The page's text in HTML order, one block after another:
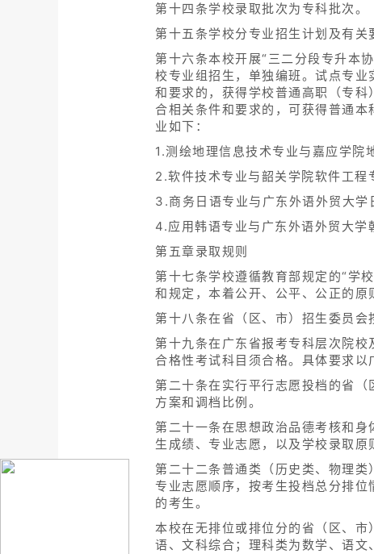
第十四条学校录取批次为专科批次。
第十五条学校分专业招生计划及有关
第十六条本校开展“三二分段专升本
校专业组招生，单独编班。试点专
和要求的，获得学校普通高职（专
合相关条件和要求的，可获得普通
业如下：
1.测绘地理信息技术专业与嘉应学院
2.软件技术专业与韶关学院软件工程
3.商务日语专业与广东外语外贸大学
4.应用韩语专业与广东外语外贸大学
第五章录取规则
第十七条学校遵循教育部规定的“学
和规定，本着公开、公平、公正的原
第十八条在省（区、市）招生委员
第十九条在广东省报考专科层次院
合格性考试科目须合格。具体要求以
第二十条在实行平行志愿投档的省
方案和调档比例。
第二十一条在思想政治品德考核和
生成绩、专业志愿，以及学校录取原
第二十二条普通类（历史类、物理
专业志愿顺序，按考生投档总分排位
的考生。
本校在无排位或排位分的省（区、
语、文科综合；理科类为数学、语文